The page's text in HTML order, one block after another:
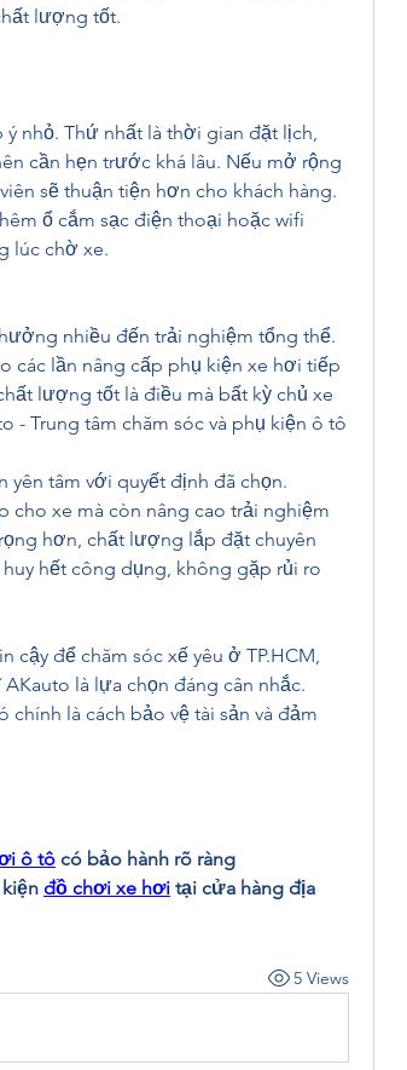
lượng tốt.
nhỏ. Thứ nhất là thời gian đặt lịch,
cần hẹn trước khá lâu. Nếu mở rộng
sẽ thuận tiện hơn cho khách hàng.
ổ cắm sạc điện thoại hoặc wifi
lúc chờ xe.
nhiều đến trải nghiệm tổng thể.
các lần nâng cấp phụ kiện xe hơi tiếp
lượng tốt là điều mà bất kỳ chủ xe
- Trung tâm chăm sóc và phụ kiện ô tô
yên tâm với quyết định đã chọn.
xe mà còn nâng cao trải nghiệm
hơn, chất lượng lắp đặt chuyên
hết công dụng, không gặp rủi ro
để chăm sóc xế yêu ở TP.HCM,
là lựa chọn đáng cân nhắc.
là cách bảo vệ tài sản và đảm
ô tô có bảo hành rõ ràng
đồ chơi xe hơi tại cửa hàng địa
5 Views